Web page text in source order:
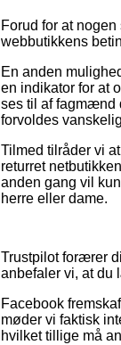
Forud for at
webbutikkens
En anden
en indikator for at
ses til af fagmænd
forvoldes
Tilmed tilråder vi
returret
anden gang vil
herre eller dame.
Trustpilot forærer
anbefaler vi, at du
Facebook
møder vi faktisk
hvilket tillige må